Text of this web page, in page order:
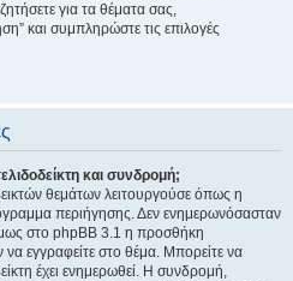
για τα θέματα σας,
και συμπληρώστε τις επιλογές
και συνδρομή;
θεμάτων λειτουργούσε όπως η
περιήγησης. Δεν ενημερωνόσασταν
στο phpBB 3.1 η προσθήκη
να εγγραφείτε στο θέμα. Μπορείτε να
έχει ενημερωθεί. Η συνδρομή,